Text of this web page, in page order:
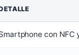
con NFC